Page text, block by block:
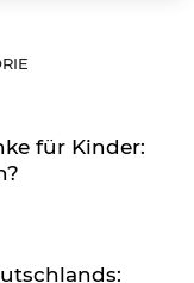
für Kinder: